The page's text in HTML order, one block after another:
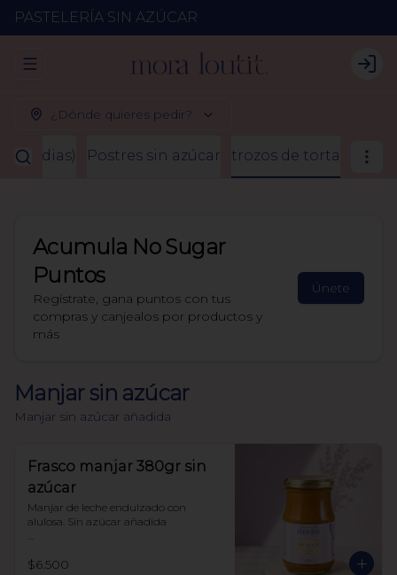
PASTELERÍA SIN AZÚCAR
Abrir menu de navegación
¿Dónde quieres pedir?
a 3 dias) Postres sin azúcar trozos de torta
Acumula No Sugar
Puntos
Regístrate, gana puntos con tus
compras y canjealos por productos y
más
Únete
Manjar sin azúcar
Manjar sin azúcar añadida
Frasco manjar 380gr sin
azúcar
Manjar de leche endulzado con
alulosa. Sin azúcar añadida
Sin polioles
$6.500